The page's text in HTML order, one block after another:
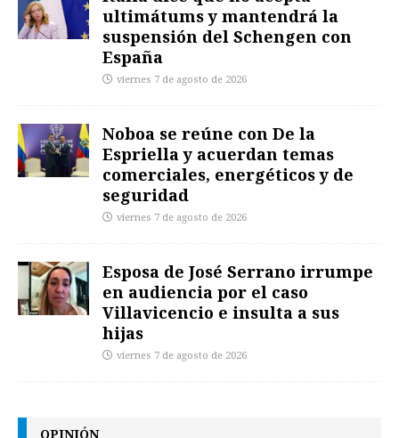
ultimátums y mantendrá la
suspensión del Schengen con
España
viernes 7 de agosto de 2026
Noboa se reúne con De la
Espriella y acuerdan temas
comerciales, energéticos y de
seguridad
viernes 7 de agosto de 2026
Esposa de José Serrano irrumpe
en audiencia por el caso
Villavicencio e insulta a sus
hijas
viernes 7 de agosto de 2026
OPINIÓN